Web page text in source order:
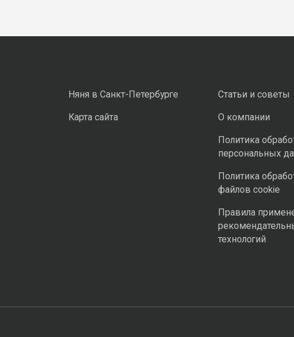
Няня в Санкт-Петербурге
Карта сайта
Статьи и советы
О компании
Политика
персональных
Политика
файлов cookie
Правила
технологий